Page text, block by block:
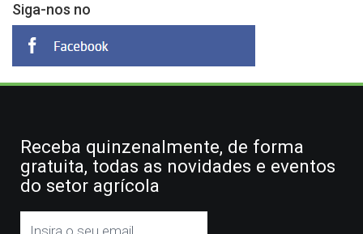
Siga-nos no
Receba quinzenalmente, de forma
gratuita, todas as novidades e eventos
do setor agrícola